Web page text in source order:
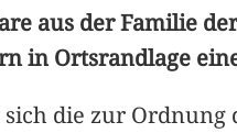
aus der Familie
in Ortsrandlage
die zur Ordnung